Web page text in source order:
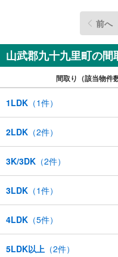
前へ
山武郡九十九里町の
間取り（該当物件
1LDK （1件）
2LDK （2件）
3K/3DK （2件）
3LDK （1件）
4LDK （5件）
5LDK以上 （2件）